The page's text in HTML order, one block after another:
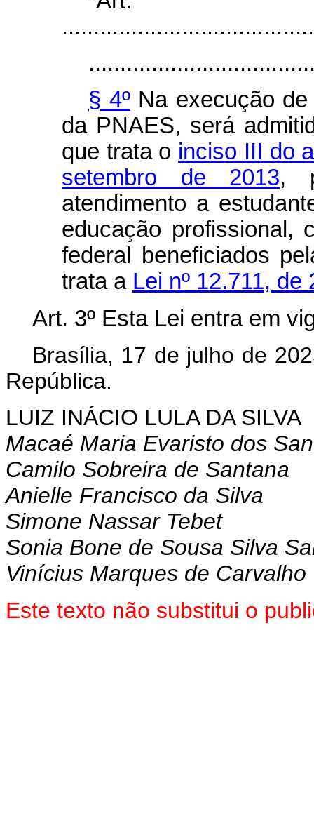
§ 4ºNa execução de
da PNAES, será
que trata o inciso III do
setembro de 2013,
atendimento a
educação profissional,
federal beneficiados
trata a Lei nº 12.711,
Art. 3º Esta Lei entra em
Brasília, 17 de julho de
República.
LUIZ INÁCIO LULA DA SILVA
Macaé Maria Evaristo dos
Camilo Sobreira de Santana
Anielle Francisco da Silva
Simone Nassar Tebet
Sonia Bone de Sousa Silva
Vinícius Marques de Carvalho
Este texto não substitui o